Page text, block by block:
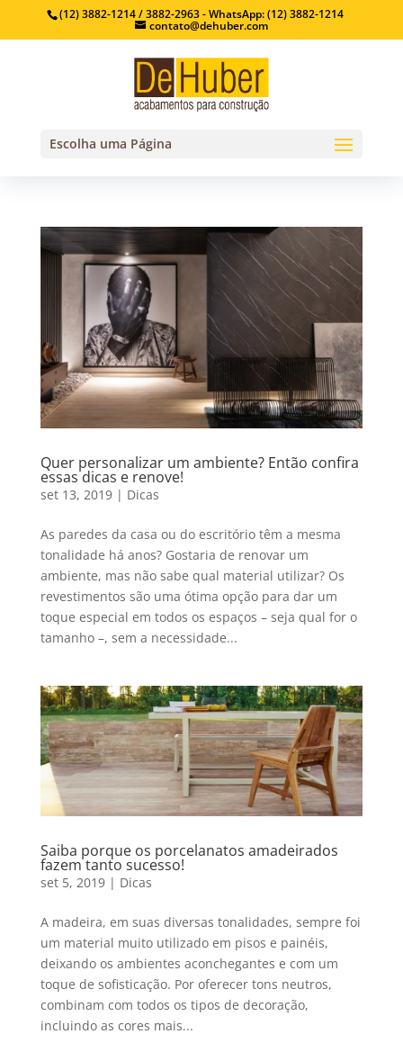
(12) 3882-1214 / 3882-2963 - WhatsApp: (12) 3882-1214
contato@dehuber.com
Escolha uma Página
Quer personalizar um ambiente? Então confira
essas dicas e renove!
set 13, 2019| Dicas
As paredes da casa ou do escritório têm a mesma
tonalidade há anos? Gostaria de renovar um
ambiente, mas não sabe qual material utilizar? Os
revestimentos são uma ótima opção para dar um
toque especial em todos os espaços – seja qual for o
tamanho –, sem a necessidade...
Saiba porque os porcelanatos amadeirados
fazem tanto sucesso!
set 5, 2019| Dicas
A madeira, em suas diversas tonalidades, sempre foi
um material muito utilizado em pisos e painéis,
deixando os ambientes aconchegantes e com um
toque de sofisticação. Por oferecer tons neutros,
combinam com todos os tipos de decoração,
incluindo as cores mais...